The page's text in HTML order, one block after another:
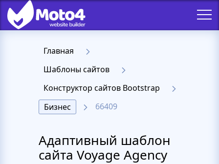
Главная
Шаблоны сайтов
Конструктор сайтов Bootstrap
Бизнес
66409
Адаптивный шаблон
сайта Voyage Agency